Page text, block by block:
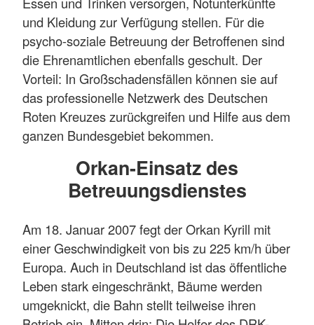
und Kleidung zur Verfügung stellen. Für die
psycho-soziale Betreuung der Betroffenen sind
die Ehrenamtlichen ebenfalls geschult. Der
Vorteil: In Großschadensfällen können sie auf
das professionelle Netzwerk des Deutschen
Roten Kreuzes zurückgreifen und Hilfe aus dem
ganzen Bundesgebiet bekommen.
Orkan-Einsatz des
Betreuungsdienstes
Am 18. Januar 2007 fegt der Orkan Kyrill mit
einer Geschwindigkeit von bis zu 225 km/h über
Europa. Auch in Deutschland ist das öffentliche
Leben stark eingeschränkt, Bäume werden
umgeknickt, die Bahn stellt teilweise ihren